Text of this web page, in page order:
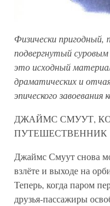
Физически пригодный,
подвергнутый
это исходный
драматических и
эпического завоевания
ДЖАЙМС СМУУТ,
ПУТЕШЕСТВЕННИК
Джаймс Смуут снова
взлёте и выходе на
Теперь, когда паром
друзья-пассажиры